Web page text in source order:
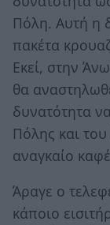
Πόλη. Αυτή η
πακέτα
Εκεί, στην
θα
δυνατότητα
Πόλης και
αναγκαίο
Άραγε ο
κάποιο